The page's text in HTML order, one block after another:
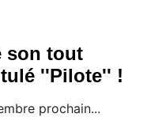
son tout
''Pilote'' !
prochain...